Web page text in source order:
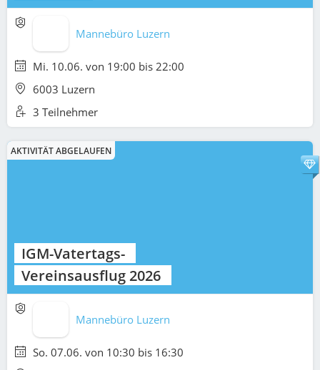
Mannebüro Luzern
Mi. 10.06. von 19:00 bis 22:00
6003 Luzern
3 Teilnehmer
AKTIVITÄT ABGELAUFEN
IGM-Vatertags-
Vereinsausflug 2026
Mannebüro Luzern
So. 07.06. von 10:30 bis 16:30